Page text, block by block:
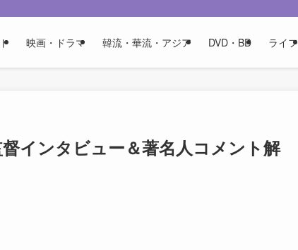
映画・ドラマ 韓流・華流・アジア DVD・BD ライフ
インタビュー＆著名人コメント解